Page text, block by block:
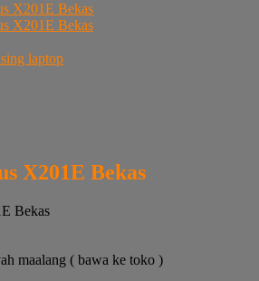
laptop
X201E Bekas
Bekas
maalang ( bawa ke toko )